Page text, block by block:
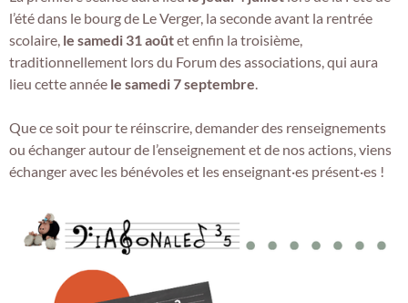
l’été dans le bourg de Le Verger, la seconde avant la rentrée
scolaire, le samedi 31 aoûtet enfin la troisième,
traditionnellement lors du Forum des associations, qui aura
lieu cette année le samedi 7 septembre.
Que ce soit pour te réinscrire, demander des renseignements
ou échanger autour de l’enseignement et de nos actions, viens
échanger avec les bénévoles et les enseignant·es présent·es !